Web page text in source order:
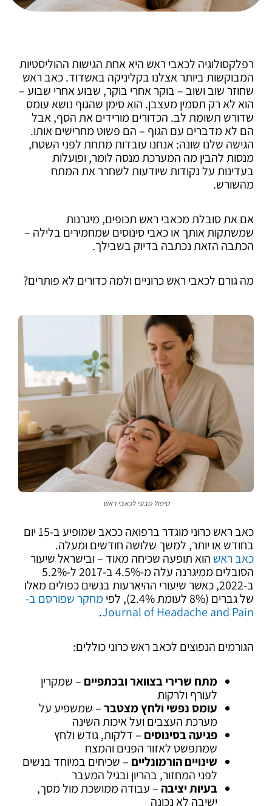
רפלקסולוגיה לכאבי ראש היא אחת הגישות ההוליסטיות
המבוקשות ביותר אצלנו בקליניקה באשדוד. כאב ראש
שחוזר שוב ושוב – בוקר אחרי בוקר, שבוע אחרי שבוע –
הוא לא רק תסמין מעצבן. הוא סימן שהגוף נושא עומס
שדורש תשומת לב. הכדורים מורידים את הסף, אבל
הם לא מדברים עם הגוף – הם פשוט מחרישים אותו.
הגישה שלנו שונה: אנחנו עובדות מתחת לפני השטח,
מנסות להבין מה המערכת מנסה לומר, ופועלות
בעדינות על נקודות שיודעות לשחרר את המתח
מהשורש.
אם את סובלת מכאבי ראש תכופים, מיגרנות
שמשתקות אותך או כאבי סינוסים שמחמירים בלילה –
הכתבה הזאת נכתבה בדיוק בשבילך.
מה גורם לכאבי ראש כרוניים ולמה כדורים לא פותרים?
טיפול טבעי לכאבי ראש
כאב ראש כרוני מוגדר ברפואה ככאב שמופיע ב-15 יום
בחודש או יותר, למשך שלושה חודשים ומעלה.
כאב ראש הוא תופעה שכיחה מאוד – ובישראל שיעור
הסובלים ממיגרנה עלה מ-4.5% ב-2017 ל-5.2%
ב-2022, כאשר שיעורי ההיארעות בנשים כפולים מאלו
של גברים (8% לעומת 2.4%), לפי
מחקר שפורסם ב-
Journal of Headache and Pain
.
הגורמים הנפוצים לכאב ראש כרוני כוללים:
מתח שרירי בצוואר ובכתפיים – שמקרין
לעורף ולרקות
עומס נפשי ולחץ מצטבר– שמשפיע על
מערכת העצבים ועל איכות השינה
פגיעה בסינוסים – דלקות, גודש ולחץ
שמתפשט לאזור הפנים והמצח
שינויים הורמונליים – שכיחים במיוחד בנשים
לפני המחזור, בהריון ובגיל המעבר
בעיות יציבה – עבודה ממושכת מול מסך,
ישיבה לא נכונה